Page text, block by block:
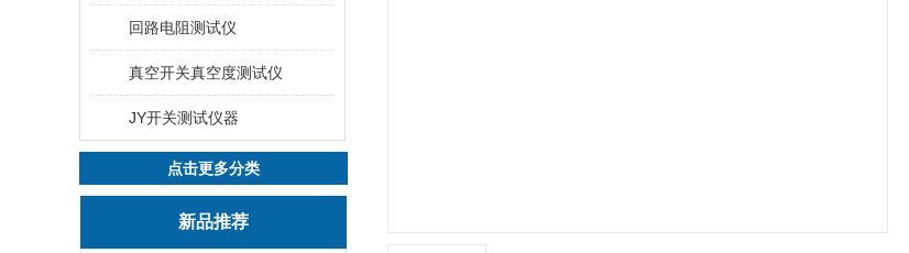
回路电阻测试仪
真空开关真空度测试仪
JY开关测试仪器
点击更多分类
新品推荐